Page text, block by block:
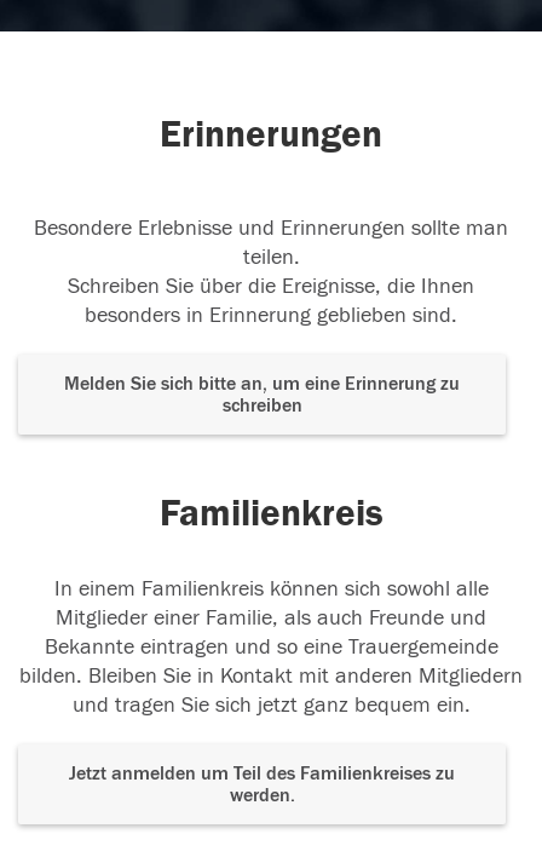
Erinnerungen
Besondere Erlebnisse und Erinnerungen sollte man
teilen.
Schreiben Sie über die Ereignisse, die Ihnen
besonders in Erinnerung geblieben sind.
Melden Sie sich bitte an, um eine Erinnerung zu
schreiben
Familienkreis
In einem Familienkreis können sich sowohl alle
Mitglieder einer Familie, als auch Freunde und
Bekannte eintragen und so eine Trauergemeinde
bilden. Bleiben Sie in Kontakt mit anderen Mitgliedern
und tragen Sie sich jetzt ganz bequem ein.
Jetzt anmelden um Teil des Familienkreises zu
werden.